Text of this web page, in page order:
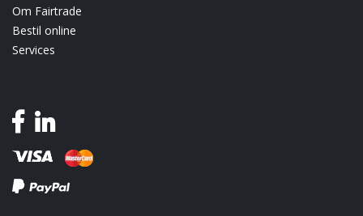
Om Fairtrade
Bestil online
Services